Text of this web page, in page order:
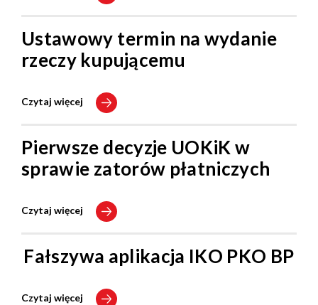
Ustawowy termin na wydanie
rzeczy kupującemu
Czytaj więcej
Pierwsze decyzje UOKiK w
sprawie zatorów płatniczych
Czytaj więcej
Fałszywa aplikacja IKO PKO BP
Czytaj więcej